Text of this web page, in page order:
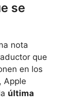
se
nota
que
en los
Apple
última